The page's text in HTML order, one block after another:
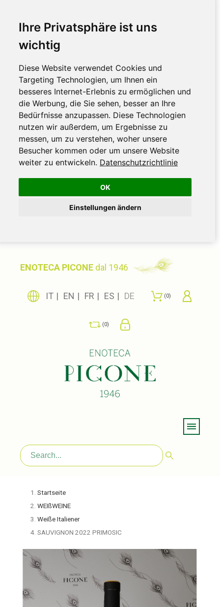
Ihre Privatsphäre ist uns
wichtig
Diese Website verwendet Cookies und
Targeting Technologien, um Ihnen ein
besseres Internet-Erlebnis zu ermöglichen und
die Werbung, die Sie sehen, besser an Ihre
Bedürfnisse anzupassen. Diese Technologien
nutzen wir außerdem, um Ergebnisse zu
messen, um zu verstehen, woher unsere
Besucher kommen oder um unsere Website
weiter zu entwickeln. Datenschutzrichtlinie
OK
Einstellungen ändern
ENOTECA PICONE dal 1946
IT EN FR ES DE 0
0
Startseite
WEIßWEINE
Weiße Italiener
SAUVIGNON 2022 PRIMOSIC